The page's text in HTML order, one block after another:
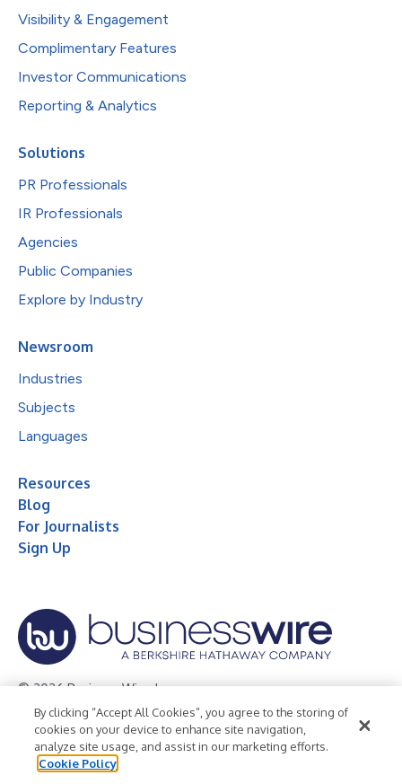
Visibility & Engagement
Complimentary Features
Investor Communications
Reporting & Analytics
Solutions
PR Professionals
IR Professionals
Agencies
Public Companies
Explore by Industry
Newsroom
Industries
Subjects
Languages
Resources
Blog
For Journalists
Sign Up
© 2026 Business Wire, Inc.
Privacy Policy Cookie Policy
Accessibility Statement
Terms of Use
Legal
By clicking “Accept All Cookies”, you agree to the storing of
cookies on your device to enhance site navigation,
analyze site usage, and assist in our marketing efforts.
Cookie Policy